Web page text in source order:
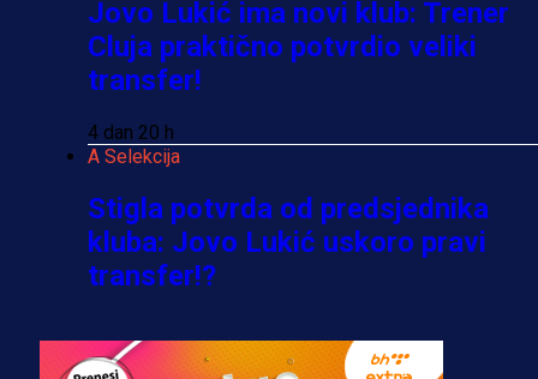
Jovo Lukić ima novi klub: Trener
Cluja praktično potvrdio veliki
transfer!
4 dan 20 h
A Selekcija
Stigla potvrda od predsjednika
kluba: Jovo Lukić uskoro pravi
transfer!?
A Selekcija